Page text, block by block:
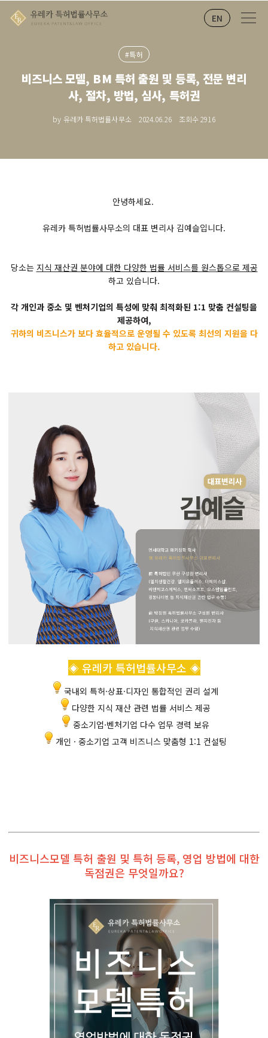
EN
#특허
비즈니스 모델, BM 특허 출원 및 등록, 전문 변리
사, 절차, 방법, 심사, 특허권
by 유레카 특허법률사무소 2024.06.26 조회수2916
안녕하세요.
유레카 특허법률사무소의 대표 변리사 김예슬입니다.
당소는 지식 재산권 분야에 대한 다양한 법률 서비스를 원스톱으로 제공
하고 있습니다.
각 개인과 중소 및 벤처기업의 특성에 맞춰 최적화된 1:1 맞춤 컨설팅을
제공하여,
귀하의 비즈니스가 보다 효율적으로 운영될 수 있도록 최선의 지원을 다
하고 있습니다.
◈ 유레카 특허법률사무소 ◈
국내외 특허·상표·디자인 통합적인 권리 설계
다양한 지식 재산 관련 법률 서비스 제공
중소기업·벤처기업 다수 업무 경력 보유
개인 · 중소기업 고객 비즈니스 맞춤형 1:1 컨설팅
비즈니스모델 특허 출원 및 특허 등록, 영업 방법에 대한
독점권은 무엇일까요?